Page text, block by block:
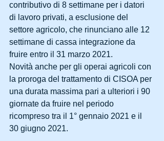
contributivo di 8 settimane per i datori
di lavoro privati, a esclusione del
settore agricolo, che rinunciano alle 12
settimane di cassa integrazione da
fruire entro il 31 marzo 2021.
Novità anche per gli operai agricoli con
la proroga del trattamento di CISOA per
una durata massima pari a ulteriori i 90
giornate da fruire nel periodo
ricompreso tra il 1° gennaio 2021 e il
30 giugno 2021.